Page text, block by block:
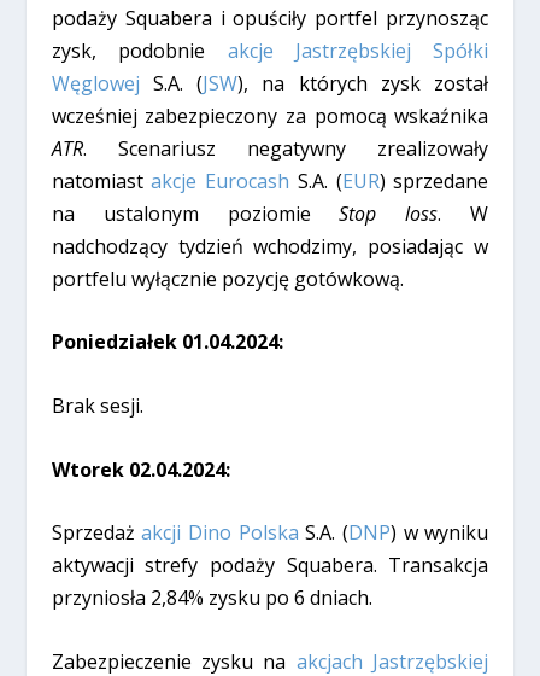
podaży Squabera i opuściły portfel przynosząc
zysk, podobnie akcje Jastrzębskiej Spółki
Węglowej S.A. (JSW), na których zysk został
wcześniej zabezpieczony za pomocą wskaźnika
ATR. Scenariusz negatywny zrealizowały
natomiastakcje Eurocash S.A. (EUR) sprzedane
na ustalonym poziomieStop loss. W
nadchodzący tydzień wchodzimy, posiadając w
portfelu wyłącznie pozycję gotówkową.
Poniedziałek 01.04.2024:
Brak sesji.
Wtorek 02.04.2024:
Sprzedażakcji Dino Polska S.A. (DNP) w wyniku
aktywacji strefy podaży Squabera. Transakcja
przyniosła 2,84% zysku po 6 dniach.
Zabezpieczenie zysku na akcjach Jastrzębskiej